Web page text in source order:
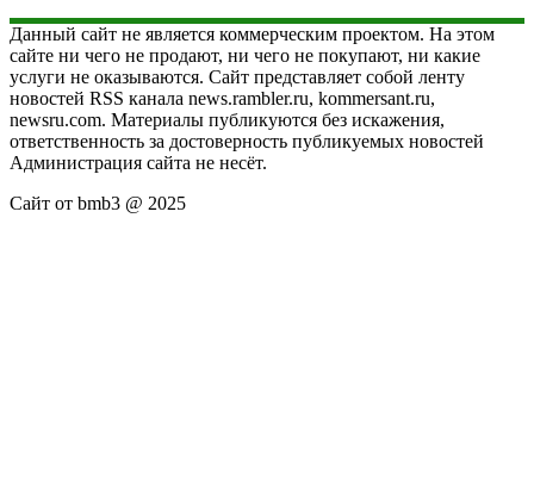
Данный сайт не является коммерческим проектом. На этом
сайте ни чего не продают, ни чего не покупают, ни какие
услуги не оказываются. Сайт представляет собой ленту
новостей RSS канала news.rambler.ru, kommersant.ru,
newsru.com. Материалы публикуются без искажения,
ответственность за достоверность публикуемых новостей
Администрация сайта не несёт.
Сайт от bmb3 @ 2025